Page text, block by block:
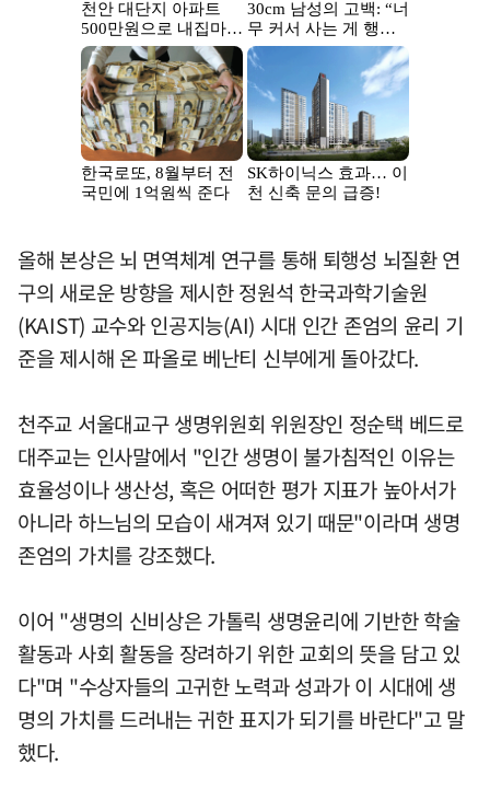
올해 본상은 뇌 면역체계 연구를 통해 퇴행성 뇌질환 연
구의 새로운 방향을 제시한 정원석 한국과학기술원
(KAIST) 교수와 인공지능(AI) 시대 인간 존엄의 윤리 기
준을 제시해 온 파올로 베난티 신부에게 돌아갔다.
천주교 서울대교구 생명위원회 위원장인 정순택 베드로
대주교는 인사말에서 "인간 생명이 불가침적인 이유는
효율성이나 생산성, 혹은 어떠한 평가 지표가 높아서가
아니라 하느님의 모습이 새겨져 있기 때문"이라며 생명
존엄의 가치를 강조했다.
이어 "생명의 신비상은 가톨릭 생명윤리에 기반한 학술
활동과 사회 활동을 장려하기 위한 교회의 뜻을 담고 있
다"며 "수상자들의 고귀한 노력과 성과가 이 시대에 생
명의 가치를 드러내는 귀한 표지가 되기를 바란다"고 말
했다.